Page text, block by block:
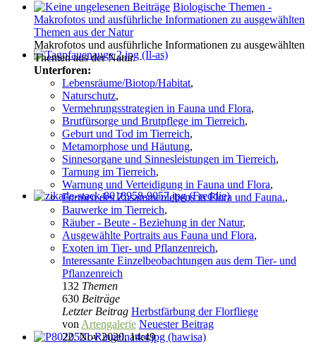
Biologische Themen -
Makrofotos und ausführliche Informationen zu ausgewählten
Themen aus der Natur
Makrofotos und ausführliche Informationen zu ausgewählten
Themen aus der Natur.
Unterforen:
Lebensräume/Biotop/Habitat,
Naturschutz,
Vermehrungsstrategien in Fauna und Flora,
Brutfürsorge und Brutpflege im Tierreich,
Geburt und Tod im Tierreich,
Metamorphose und Häutung,
Sinnesorgane und Sinnesleistungen im Tierreich,
Tarnung im Tierreich,
Warnung und Verteidigung in Fauna und Flora,
Formen des Zusammenlebens in Flora und Fauna.,
Bauwerke im Tierreich,
Räuber - Beute - Beziehung in der Natur,
Ausgewählte Portraits aus Fauna und Flora,
Exoten im Tier- und Pflanzenreich,
Interessante Einzelbeobachtungen aus dem Tier- und
Pflanzenreich
132 Themen
630 Beiträge
Letzter Beitrag Herbstfärbung der Florfliege
von Artengalerie Neuester Beitrag
22. Nov 2020, 14:49